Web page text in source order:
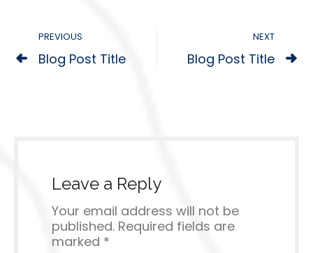
PREVIOUS
Leave a Reply
Your email address will not be